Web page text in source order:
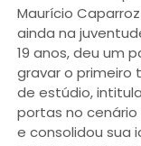
Maurício
ainda na
19 anos, deu um
gravar o primeiro
de estúdio,
portas no cenário
e consolidou sua